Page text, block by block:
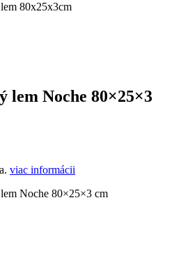
lem Noche 80×25×3
viac informácii
Noche 80×25×3 cm